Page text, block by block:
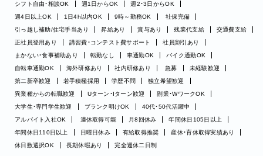
シフト自由・相談OK
週1日からOK
週2・3日からOK
週4日以上OK
1日4h以内OK 9時～勤務OK
社保完備
引っ越し補助/住宅手当あり
昇給あり 賞与あり 残業代支給
交通費支給
正社員登用あり
講習費・コンテスト費サポート
社員割引あり
まかない・食事補助あり
転勤なし 車通勤OK
バイク通勤OK
自転車通勤OK
海外研修あり 社内研修あり 急募
未経験歓迎
第二新卒歓迎
若手積極採用 学歴不問
独立希望歓迎
異業種からの転職歓迎
Uターン・Iターン歓迎
副業・WワークOK
大学生・専門学生歓迎
ブランク明けOK
40代・50代活躍中
アルバイト入社OK
連休取得可能 月8回休み
年間休日105日以上
年間休日110日以上
日曜日休み 有給取得推奨
産休・育休取得実績あり
休日数選択OK
長期休暇あり 完全週休二日制